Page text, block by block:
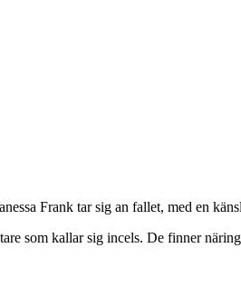
Frank tar sig an fallet, med en
som kallar sig incels. De finner